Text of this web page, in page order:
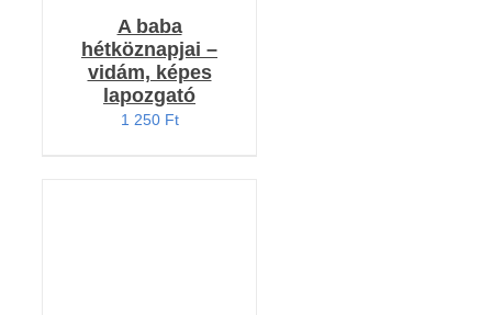
A baba
hétköznapjai –
vidám, képes
lapozgató
1 250 Ft